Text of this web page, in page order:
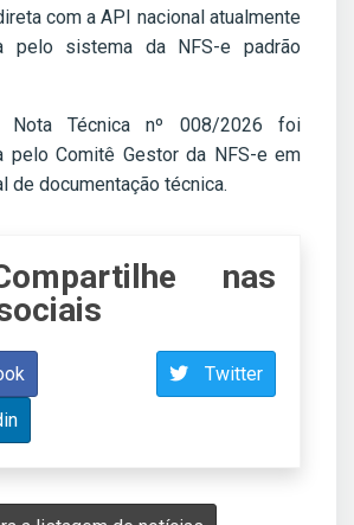
com a API nacional atualmente
pelo sistema da NFS-e padrão
Técnica nº 008/2026 foi
pelo Comitê Gestor da NFS-e em
de documentação técnica.
nas
Twitter